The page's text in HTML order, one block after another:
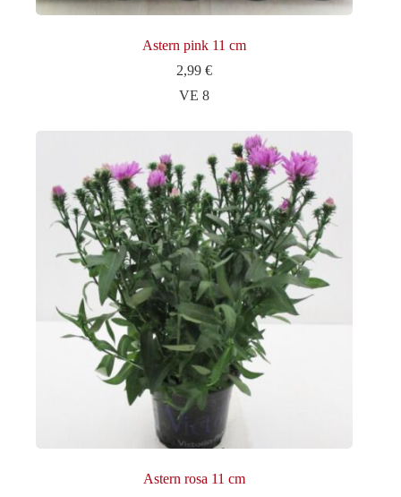
Astern pink 11 cm
2,99€
VE 8
Astern rosa 11 cm